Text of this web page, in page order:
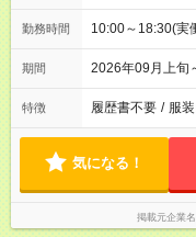
勤務時間 10:00～18:30(
期間 2026年09月上
特徴 履歴書不要 / 服
気になる！
掲載元企業名